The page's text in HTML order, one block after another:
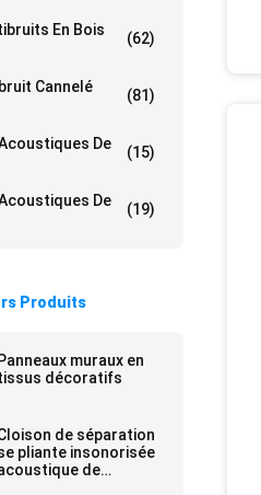
En Bois
(62)
Cannelé
(81)
De
(15)
De
(19)
Produits
Panneaux muraux en
décoratifs
de séparation
pliante insonorisée
de